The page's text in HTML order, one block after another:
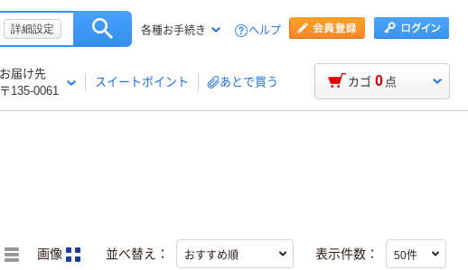
詳細設定 各種お手続き ヘルプ
お届け先
〒135-0061
スイートポイント あとで買う カゴ 0 点
画像 並べ替え： 表示件数：